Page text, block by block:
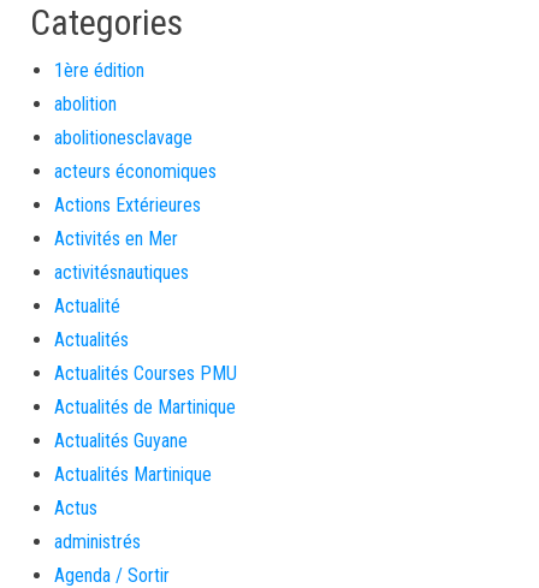
Categories
1ère édition
abolition
abolitionesclavage
acteurs économiques
Actions Extérieures
Activités en Mer
activitésnautiques
Actualité
Actualités
Actualités Courses PMU
Actualités de Martinique
Actualités Guyane
Actualités Martinique
Actus
administrés
Agenda / Sortir